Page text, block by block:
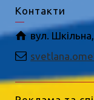
Контакти
вул.